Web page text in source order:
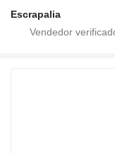
Escrapalia